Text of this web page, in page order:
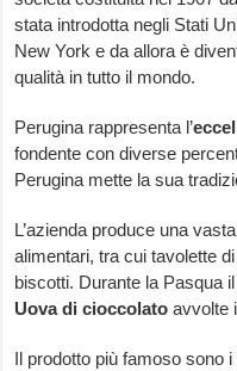
stata introdotta negli Stati
New York e da allora è
qualità in tutto il mondo.
Perugina rappresenta l’
fondente con diverse
Perugina mette la sua
L’azienda produce una
alimentari, tra cui tavolette
biscotti. Durante la Pasqua
Uova di cioccolato avvolte
Il prodotto più famoso sono i